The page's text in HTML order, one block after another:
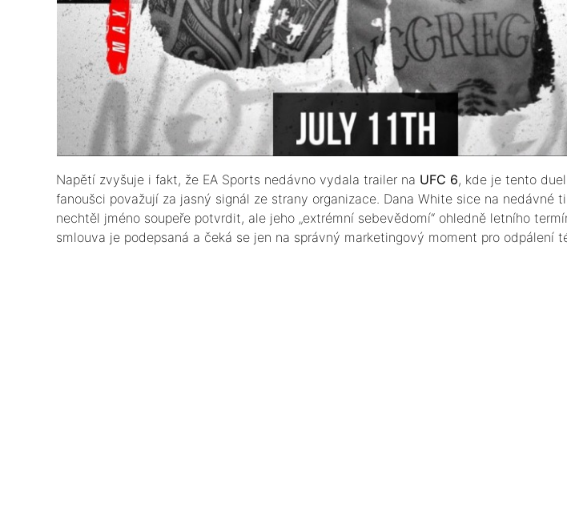
​Napětí zvyšuje i fakt, že EA Sports nedávno vydala trailer na UFC 6, kde je tento
fanoušci považují za jasný signál ze strany organizace. Dana White sice na nedávné
nechtěl jméno soupeře potvrdit, ale jeho „extrémní sebevědomí“ ohledně letního
smlouva je podepsaná a čeká se jen na správný marketingový moment pro odpálení